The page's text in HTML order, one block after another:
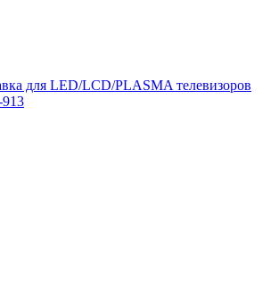
для LED/LCD/PLASMA телевизоров